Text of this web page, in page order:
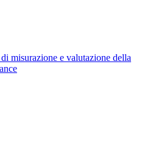
di misurazione e valutazione della